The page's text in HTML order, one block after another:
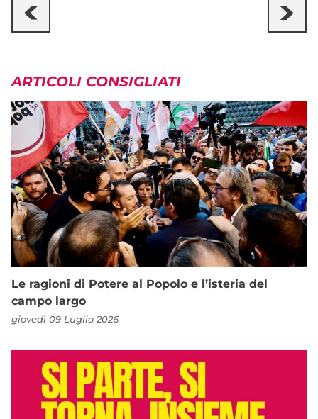
ARTICOLI CONSIGLIATI
Le ragioni di Potere al Popolo e l’isteria del
campo largo
giovedì 09 Luglio 2026